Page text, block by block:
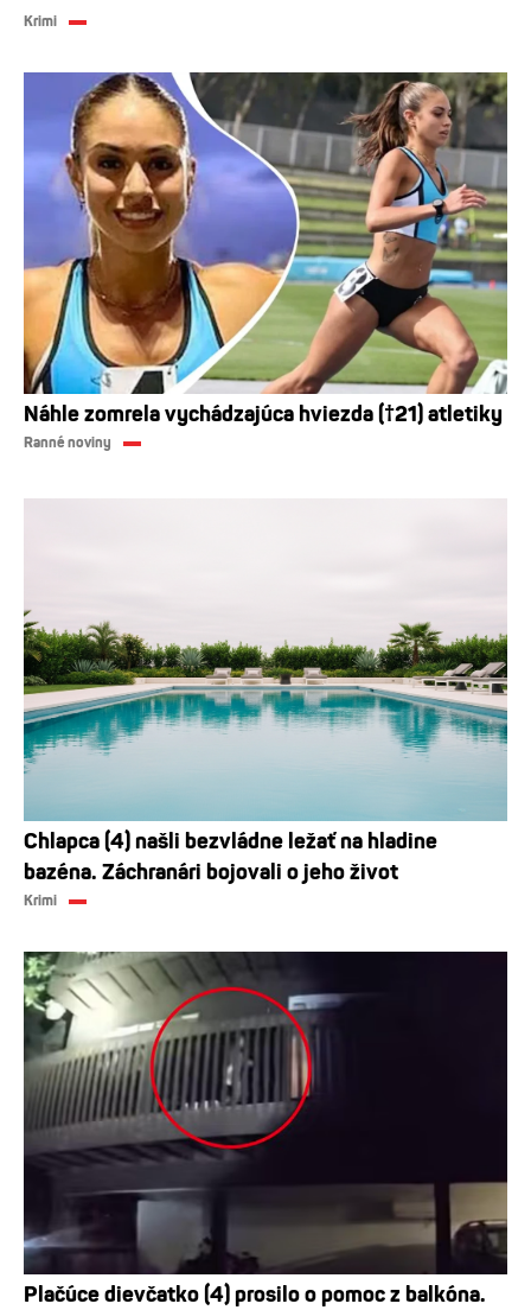
Krimi
Náhle zomrela vychádzajúca hviezda (†21) atletiky
Ranné noviny
Chlapca (4) našli bezvládne ležať na hladine
bazéna. Záchranári bojovali o jeho život
Krimi
Plačúce dievčatko (4) prosilo o pomoc z balkóna.